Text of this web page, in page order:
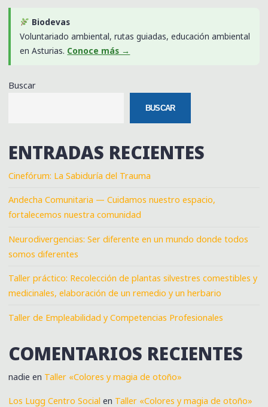
Biodevas
Voluntariado ambiental, rutas guiadas, educación ambiental
en Asturias. Conoce más →
Buscar
BUSCAR
ENTRADAS RECIENTES
Cinefórum: La Sabiduría del Trauma
Andecha Comunitaria — Cuidamos nuestro espacio,
fortalecemos nuestra comunidad
Neurodivergencias: Ser diferente en un mundo donde todos
somos diferentes
Taller práctico: Recolección de plantas silvestres comestibles y
medicinales, elaboración de un remedio y un herbario
Taller de Empleabilidad y Competencias Profesionales
COMENTARIOS RECIENTES
nadie en Taller «Colores y magia de otoño»
Los Lugg Centro Social en Taller «Colores y magia de otoño»